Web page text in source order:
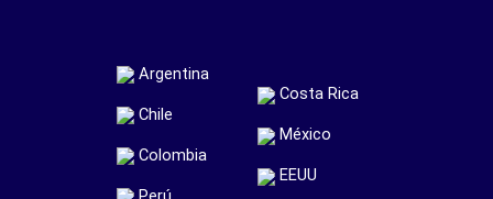
Argentina
Chile
Colombia
Costa Rica
México
EEUU